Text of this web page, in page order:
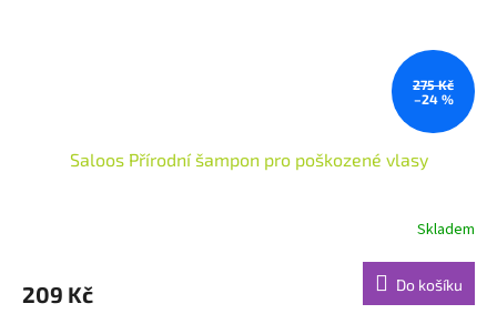
275 Kč
–24 %
Saloos Přírodní šampon pro poškozené vlasy
je
Skladem
209 Kč Do košíku